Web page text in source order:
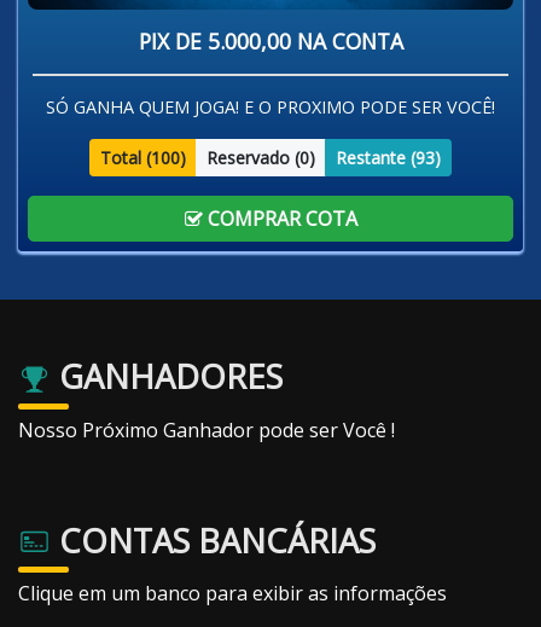
PIX DE 5.000,00 NA CONTA
SÓ GANHA QUEM JOGA! E O PROXIMO PODE SER VOCÊ!
Total (100) Reservado (0) Restante (93)
COMPRAR COTA
GANHADORES
Nosso Próximo Ganhador pode ser Você !
CONTAS BANCÁRIAS
Clique em um banco para exibir as informações